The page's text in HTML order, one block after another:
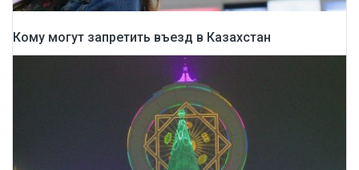
Кому могут запретить въезд в Казахстан